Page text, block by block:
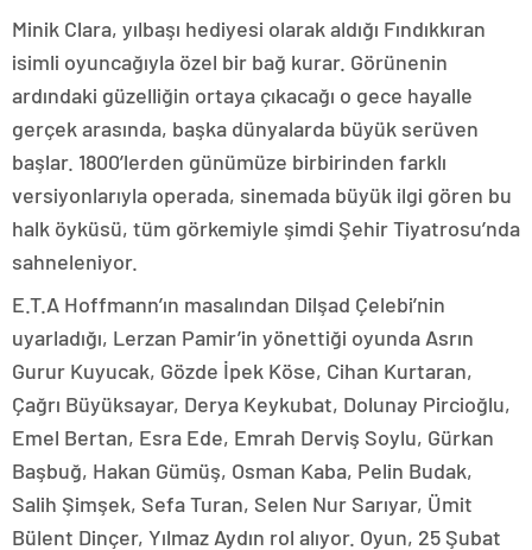
Minik Clara, yılbaşı hediyesi olarak aldığı Fındıkkıran
isimli oyuncağıyla özel bir bağ kurar. Görünenin
ardındaki güzelliğin ortaya çıkacağı o gece hayalle
gerçek arasında, başka dünyalarda büyük serüven
başlar. 1800’lerden günümüze birbirinden farklı
versiyonlarıyla operada, sinemada büyük ilgi gören bu
halk öyküsü, tüm görkemiyle şimdi Şehir Tiyatrosu’nda
sahneleniyor.
E.T.A Hoffmann’ın masalından Dilşad Çelebi’nin
uyarladığı, Lerzan Pamir’in yönettiği oyunda Asrın
Gurur Kuyucak, Gözde İpek Köse, Cihan Kurtaran,
Çağrı Büyüksayar, Derya Keykubat, Dolunay Pircioğlu,
Emel Bertan, Esra Ede, Emrah Derviş Soylu, Gürkan
Başbuğ, Hakan Gümüş, Osman Kaba, Pelin Budak,
Salih Şimşek, Sefa Turan, Selen Nur Sarıyar, Ümit
Bülent Dinçer, Yılmaz Aydın rol alıyor. Oyun, 25 Şubat